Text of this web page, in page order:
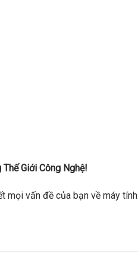
Giới Công Nghệ!
mọi vấn đề của bạn về máy